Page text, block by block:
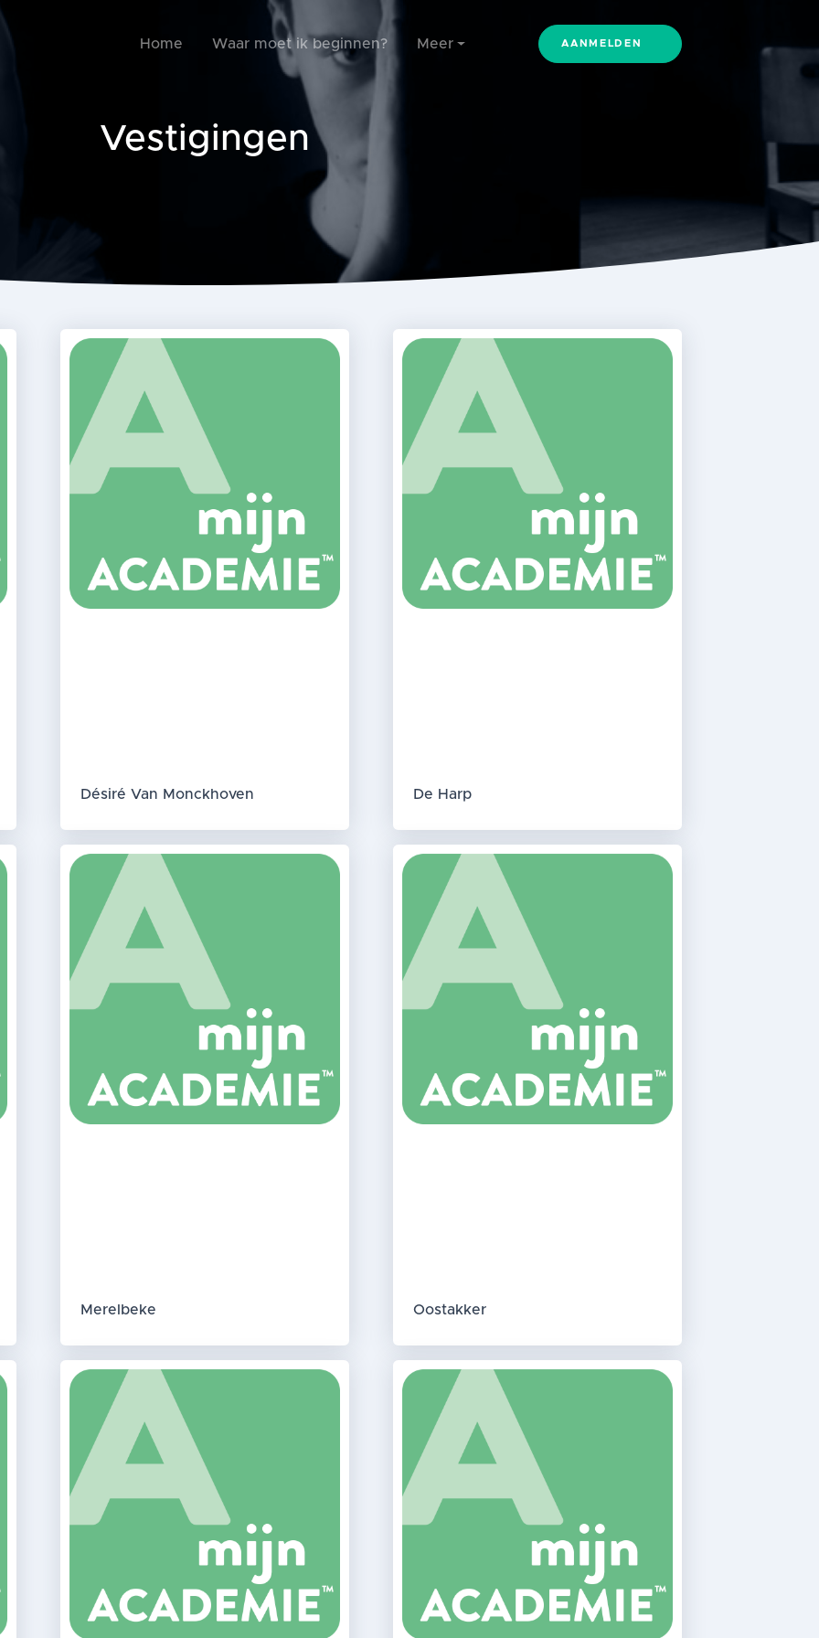
Home Waar moet ik beginnen? Meer AANMELDEN
Vestigingen
Désiré Van Monckhoven De Harp
Merelbeke Oostakker